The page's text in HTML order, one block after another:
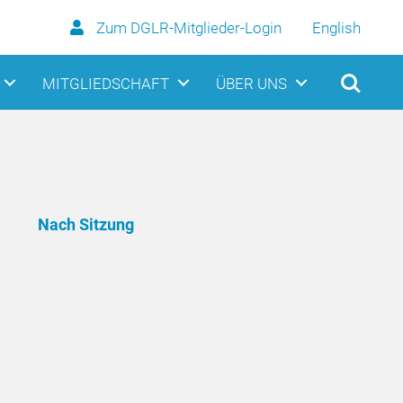
Zum DGLR-Mitglieder-Login English
MITGLIEDSCHAFT ÜBER UNS
Nach Sitzung